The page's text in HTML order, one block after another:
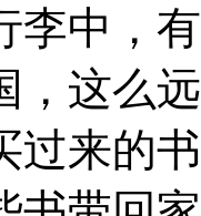
李中，
，这么
过来的